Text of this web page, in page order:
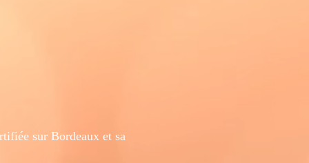
sur Bordeaux et sa